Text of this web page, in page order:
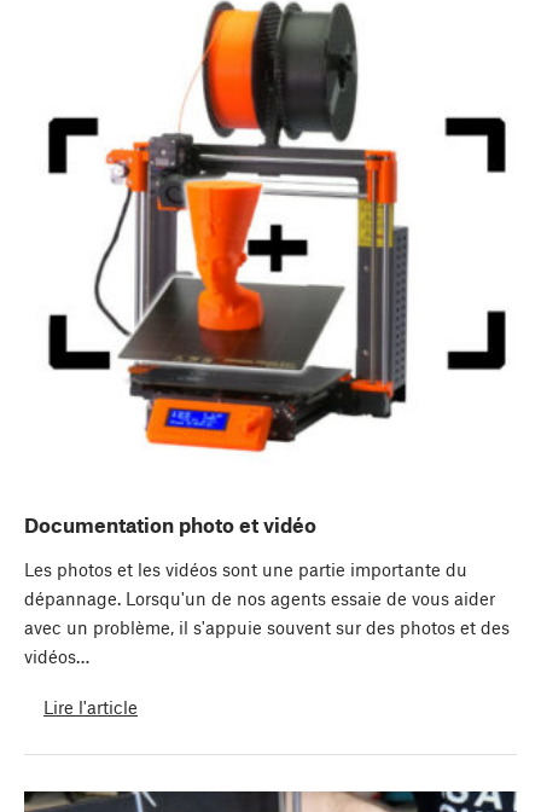
Documentation photo et vidéo
Les photos et les vidéos sont une partie importante du
dépannage. Lorsqu'un de nos agents essaie de vous aider
avec un problème, il s'appuie souvent sur des photos et des
vidéos…
Lire l'article